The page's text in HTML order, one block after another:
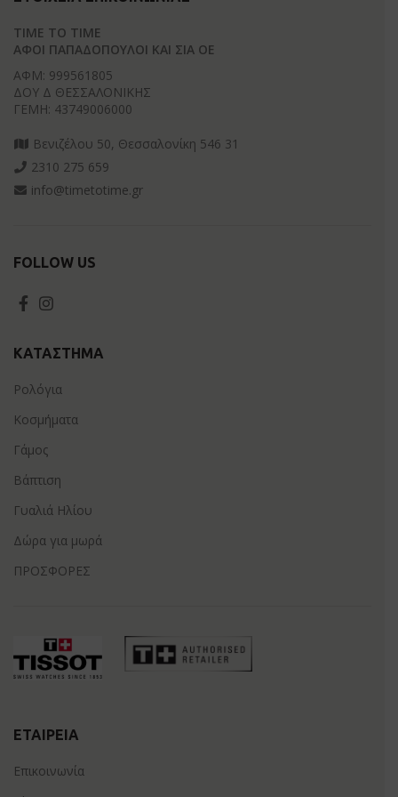
TIME TO TIME
ΑΦΟΙ ΠΑΠΑΔΟΠΟΥΛΟΙ ΚΑΙ ΣΙΑ ΟΕ
ΑΦΜ: 999561805
ΔΟΥ Δ ΘΕΣΣΑΛΟΝΙΚΗΣ
ΓΕΜΗ: 43749006000
Βενιζέλου 50, Θεσσαλονίκη 546 31
2310 275 659
info@timetotime.gr
FOLLOW US
ΚΑΤΆΣΤΗΜΑ
Ρολόγια
Κοσμήματα
Γάμος
Βάπτιση
Γυαλιά Ηλίου
Δώρα για μωρά
ΠΡΟΣΦΟΡΕΣ
ΕΤΑΙΡΕΊΑ
Επικοινωνία